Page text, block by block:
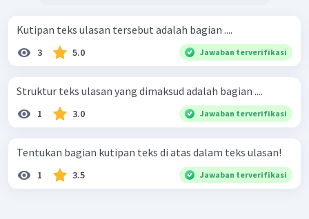
Kutipan teks ulasan tersebut adalah bagian ....
3 5.0 Jawaban terverifikasi
Struktur teks ulasan yang dimaksud adalah bagian ....
1 3.0 Jawaban terverifikasi
Tentukan bagian kutipan teks di atas dalam teks ulasan!
1 3.5 Jawaban terverifikasi